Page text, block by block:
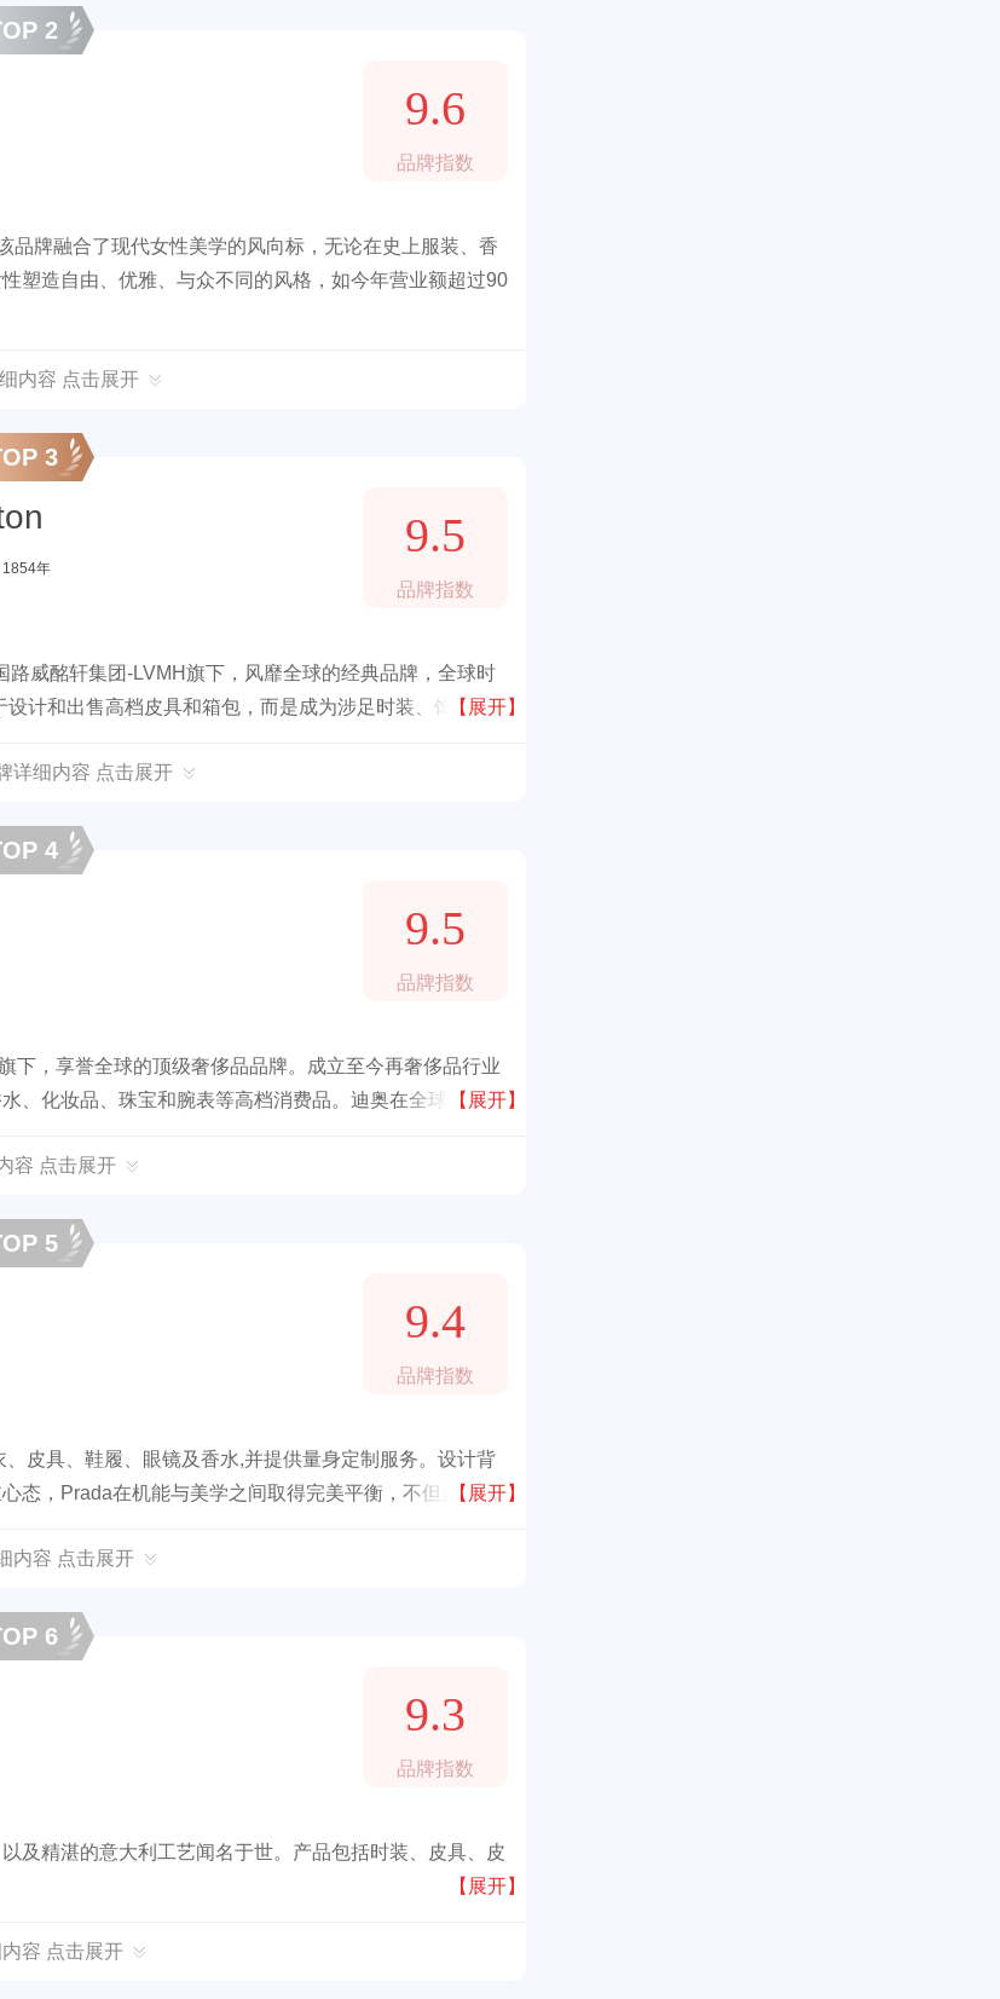
2
9.6
品牌指数
品牌融合了现代女性美学的风向标，无论在史上服装、香
塑造自由、优雅、与众不同的风格，如今年营业额超过90
内容 点击展开
3
1854年
9.5
品牌指数
路威酩轩集团-LVMH旗下，风靡全球的经典品牌，全球时
计和出售高档皮具和箱包，而是成为涉足时装、饰物、
【展开】
详细内容 点击展开
4
9.5
品牌指数
下，享誉全球的顶级奢侈品品牌。成立至今再奢侈品行业
、化妆品、珠宝和腕表等高档消费品。迪奥在全球拥有超
【展开】
容 点击展开
5
9.4
品牌指数
皮具、鞋履、眼镜及香水,并提供量身定制服务。设计背
态，Prada在机能与美学之间取得完美平衡，不但是时尚
【展开】
内容 点击展开
6
9.3
品牌指数
及精湛的意大利工艺闻名于世。产品包括时装、皮具、皮
【展开】
容 点击展开